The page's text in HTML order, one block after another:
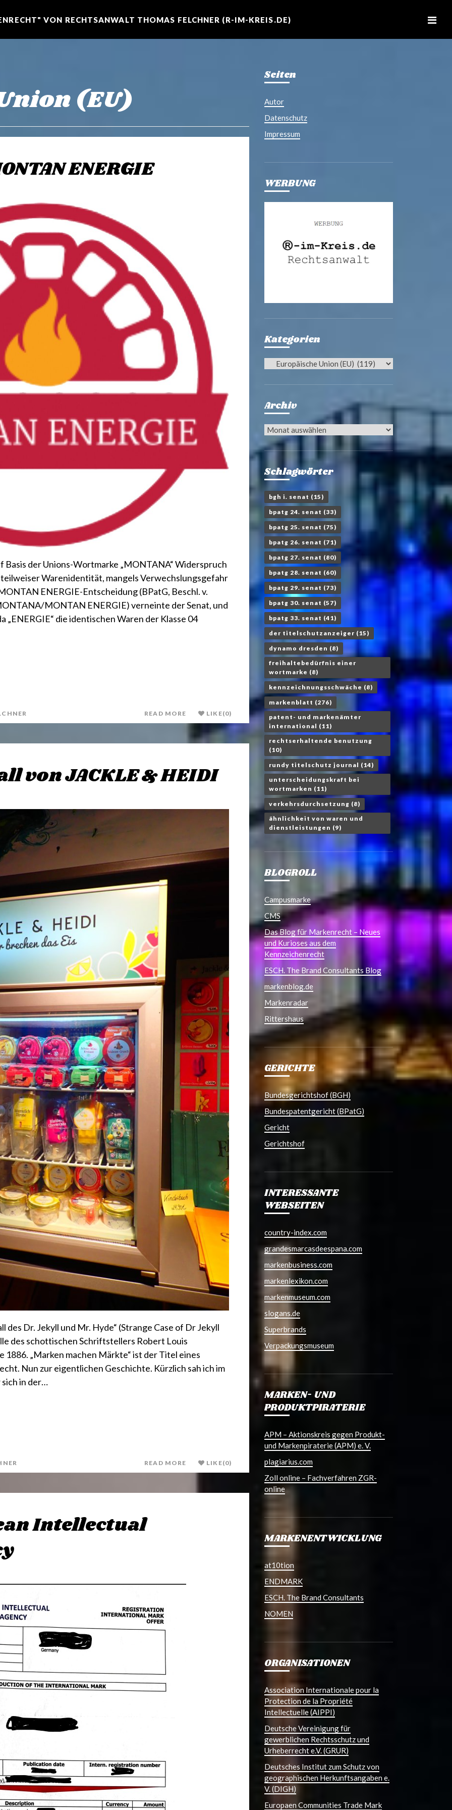
VON RECHTSANWALT THOMAS FELCHNER (R-IM-KREIS.DE)
(EU)
ENERGIE
der Unions-Wortmarke „MONTANA“ Widerspruch
Warenidentität, mangels Verwechslungsgefahr
ENERGIE-Entscheidung (BPatG, Beschl. v.
MONTAN ENERGIE) verneinte der Senat, und
„ENERGIE“ die identischen Waren der Klasse 04
READ MORE LIKE(0)
von JACKLE & HEIDI
des Dr. Jekyll und Mr. Hyde“ (Strange Case of Dr Jekyll
des schottischen Schriftstellers Robert Louis
1886. „Marken machen Märkte“ ist der Titel eines
Nun zur eigentlichen Geschichte. Kürzlich sah ich im
sich in der…
READ MORE LIKE(0)
Intellectual
Seiten
Autor
Datenschutz
Impressum
WERBUNG
Kategorien
Kategorien
Archiv
Archiv
Schlagwörter
bgh i. senat (15)
bpatg 24. senat (33)
bpatg 25. senat (75)
bpatg 26. senat (71)
bpatg 27. senat (80)
bpatg 28. senat (60)
bpatg 29. senat (73)
bpatg 30. senat (57)
bpatg 33. senat (41)
der titelschutzanzeiger (15)
dynamo dresden (8)
freihaltebedürfnis einer
wortmarke (8)
kennzeichnungsschwäche (8)
markenblatt (276)
patent- und markenämter
international (11)
rechtserhaltende benutzung
(10)
rundy titelschutz journal (14)
unterscheidungskraft bei
wortmarken (11)
verkehrsdurchsetzung (8)
ähnlichkeit von waren und
dienstleistungen (9)
BLOGROLL
Campusmarke
CMS
Das Blog für Markenrecht – Neues
und Kurioses aus dem
Kennzeichenrecht
ESCH. The Brand Consultants Blog
markenblog.de
Markenradar
Rittershaus
GERICHTE
Bundesgerichtshof (BGH)
Bundespatentgericht (BPatG)
Gericht
Gerichtshof
INTERESSANTE
WEBSEITEN
country-index.com
grandesmarcasdeespana.com
markenbusiness.com
markenlexikon.com
markenmuseum.com
slogans.de
Superbrands
Verpackungsmuseum
MARKEN- UND
PRODUKTPIRATERIE
APM – Aktionskreis gegen Produkt-
und Markenpiraterie (APM) e. V.
plagiarius.com
Zoll online – Fachverfahren ZGR-
online
MARKENENTWICKLUNG
at10tion
ENDMARK
ESCH. The Brand Consultants
NOMEN
ORGANISATIONEN
Association Internationale pour la
Protection de la Propriété
Intellectuelle (AIPPI)
Deutsche Vereinigung für
gewerblichen Rechtsschutz und
Urheberrecht e.V. (GRUR)
Deutsches Institut zum Schutz von
geographischen Herkunftsangaben e.
V. (DIGH)
Europaen Communities Trade Mark